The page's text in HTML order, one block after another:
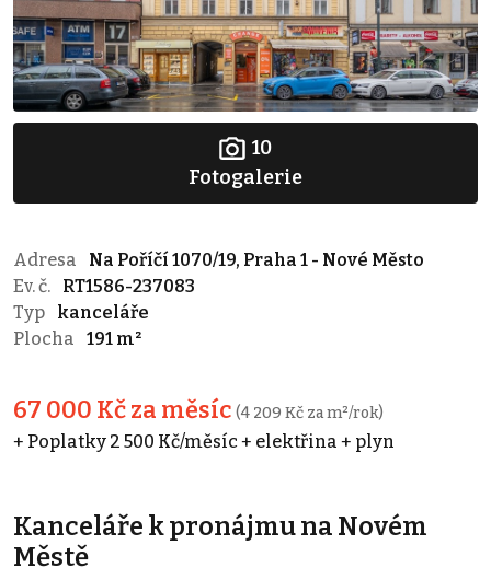
10
Fotogalerie
Adresa
Na Poříčí 1070/19, Praha 1 - Nové Město
Ev. č.
RT1586-237083
Typ
kanceláře
Plocha
191 m²
67 000 Kč za měsíc (4 209 Kč za m²/rok)
+ Poplatky 2 500 Kč/měsíc + elektřina + plyn
Kanceláře k pronájmu na Novém
Městě